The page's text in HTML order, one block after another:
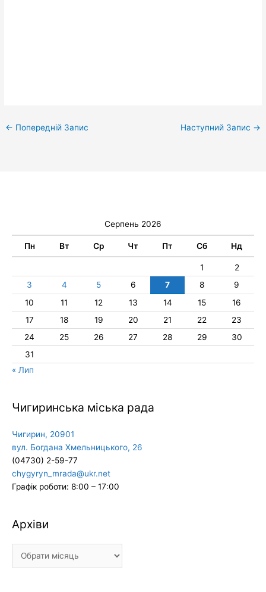
← Попередній Запис Наступний Запис →
Серпень 2026
Пн Вт Ср Чт Пт Сб Нд
1
2
3
4 5 6 7 8
9
10
11 12 13 14 15
16
17
18 19 20 21 22
23
24
25 26 27 28 29
30
31
« Лип
Чигиринська міська рада
Чигирин, 20901
вул. Богдана Хмельницького, 26
(04730) 2-59-77
chygyryn_mrada@ukr.net
Графік роботи: 8:00 – 17:00
Архіви
Архіви